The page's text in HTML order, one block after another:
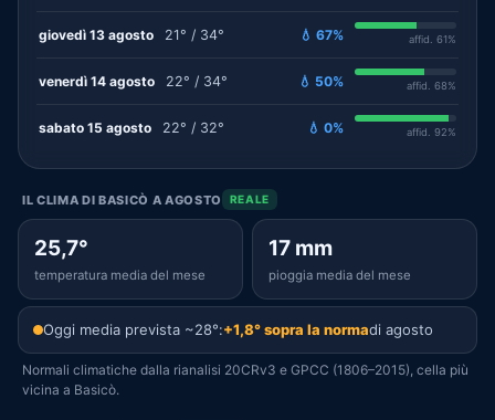
giovedì 13 agosto 21° / 34° 💧 67% affid. 61%
venerdì 14 agosto 22° / 34° 💧 50% affid. 68%
sabato 15 agosto 22° / 32° 💧 0% affid. 92%
IL CLIMA DI BASICÒ A AGOSTO REALE
25,7°
temperatura media del mese
17 mm
pioggia media del mese
Oggi media prevista ~28°:+1,8° sopra la normadi agosto
Normali climatiche dalla rianalisi 20CRv3 e GPCC (1806–2015), cella più
vicina a Basicò.